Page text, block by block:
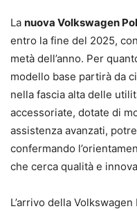
La nuova Volkswagen
entro la fine del 2025,
metà dell’anno. Per
modello base partirà da
nella fascia alta delle
accessoriate, dotate di
assistenza avanzati,
confermando
che cerca qualità e
L’arrivo della